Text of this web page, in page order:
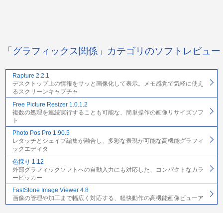
「グラフィックス関係」カテゴリのソフトレビュー
Rapture 2.2.1
デスクトップ上の情報をサッと画像化して表示。メモ感覚で気軽に使え
るスクリーンキャプチャ
Free Picture Resizer 1.0.1.2
複数の処理を連続実行することも可能な、簡単操作の画像リサイズソフ
ト
Photo Pos Pro 1.90.5
レタッチとシェイプ編集が融合し、多彩な表現が可能な高機能グラフィ
ックエディタ
色採り 1.12
外部グラフィックソフトへの自動入力にも対応した、コンパクトなカラ
ーピッカー
FastStone Image Viewer 4.8
画像の管理や加工まで幅広く対応する、軽快動作の高機能画像ビューア